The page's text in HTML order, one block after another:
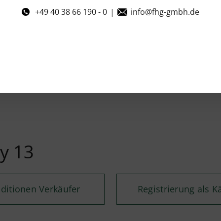
+49 40 38 66 190 - 0 | info@fhg-gmbh.de
13
Verkäufer Registrierung als